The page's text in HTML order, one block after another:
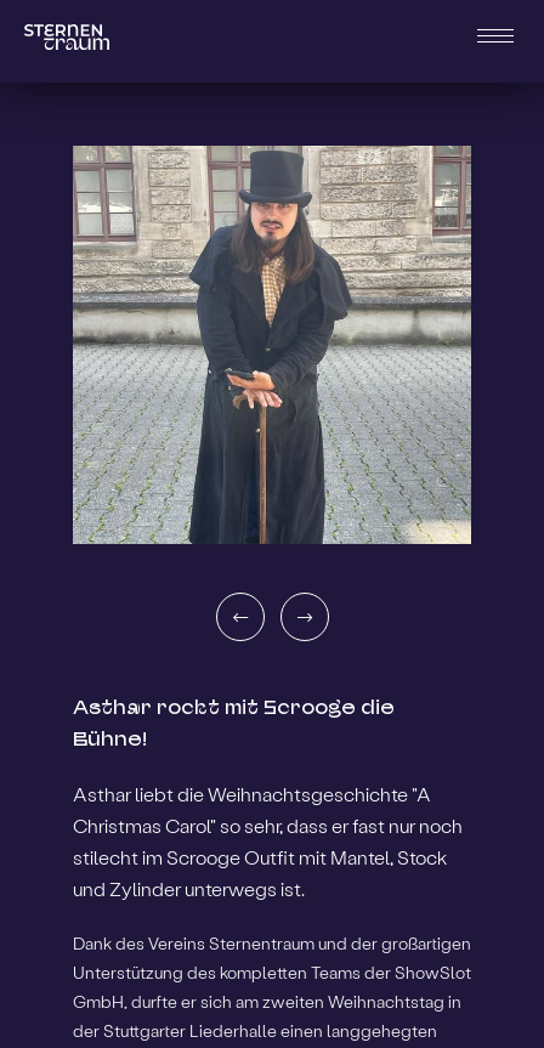
Asthar rockt mit Scrooge die
Bühne!
Asthar liebt die Weihnachtsgeschichte "A
Christmas Carol" so sehr, dass er fast nur noch
stilecht im Scrooge Outfit mit Mantel, Stock
und Zylinder unterwegs ist.
Dank des Vereins Sternentraum und der großartigen
Unterstützung des kompletten Teams der ShowSlot
GmbH, durfte er sich am zweiten Weihnachtstag in
der Stuttgarter Liederhalle einen langgehegten